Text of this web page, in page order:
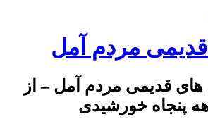
مردم آمل
قدیمی مردم آمل – از
پنجاه خورشیدی